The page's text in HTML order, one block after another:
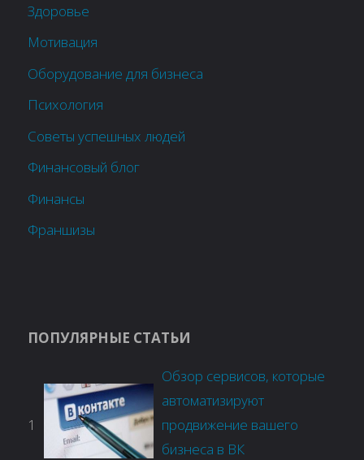
Здоровье
Мотивация
Оборудование для бизнеса
Психология
Советы успешных людей
Финансовый блог
Финансы
Франшизы
ПОПУЛЯРНЫЕ СТАТЬИ
1
Обзор сервисов, которые
автоматизируют
продвижение вашего
бизнеса в ВК